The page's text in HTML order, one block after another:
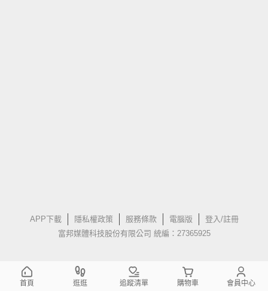
APP下載 隱私權政策 服務條款 電腦版
登入/註冊
富邦媒體科技股份有限公司 統編：27365925
首頁 逛逛 追蹤清單 購物車 會員中心